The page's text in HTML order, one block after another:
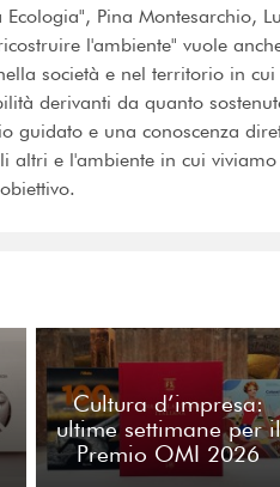
Pina Montesarchio,
l'ambiente" vuole
società e nel territorio in
derivanti da quanto
guidato e una conoscenza
altri e l'ambiente in cui
Cultura d’impresa:
ultime settimane per il
Premio OMI 2026